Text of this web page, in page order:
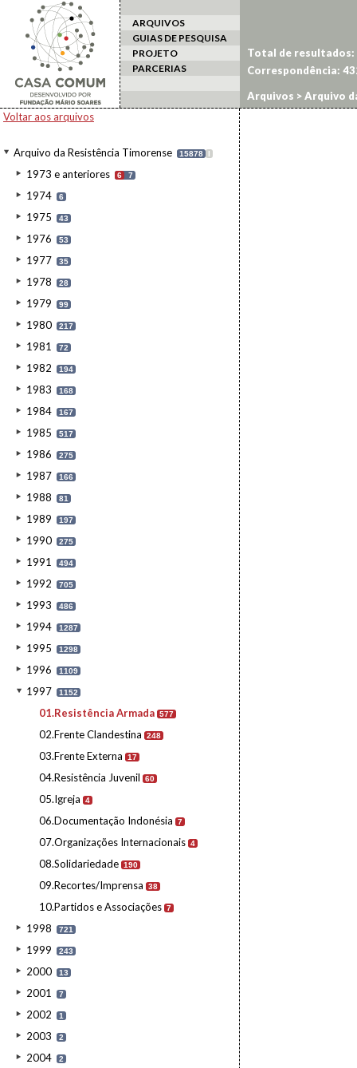
ARQUIVOS
GUIAS DE PESQUISA
PROJETO
PARCERIAS
Voltar aos arquivos
Arquivo da Resistência Timorense 15878 I
1973 e anteriores 6 7
1974 6
1975 43
1976 53
1977 35
1978 28
1979 99
1980 217
1981 72
1982 194
1983 168
1984 167
1985 517
1986 275
1987 166
1988 81
1989 197
1990 275
1991 494
1992 705
1993 486
1994 1287
1995 1298
1996 1109
1997 1152
01.Resistência Armada 577
02.Frente Clandestina 248
03.Frente Externa 17
04.Resistência Juvenil 60
05.Igreja 4
06.Documentação Indonésia 7
07.Organizações Internacionais 4
08.Solidariedade 190
09.Recortes/Imprensa 38
10.Partidos e Associações 7
1998 721
1999 243
2000 13
2001 7
2002 1
2003 2
2004 2
Total de resultados:
Correspondência:
Arquivos >Arquivo